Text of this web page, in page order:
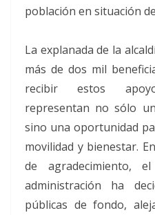
población en situación
La explanada de la
más de dos mil
recibir estos
representan no sólo
sino una oportunidad
movilidad y bienestar.
de agradecimiento,
administración ha
públicas de fondo,